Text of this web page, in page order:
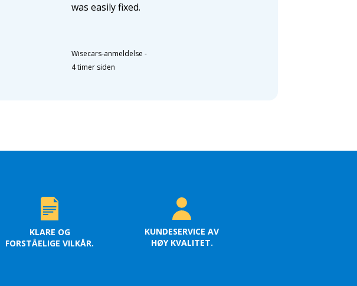
was easily fixed.
Wisecars-anmeldelse -
4 timer siden
KLARE OG
FORSTÅELIGE VILKÅR.
KUNDESERVICE AV
HØY KVALITET.